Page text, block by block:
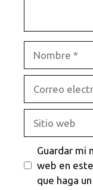
electrónico
web
Guardar mi
web en
que haga